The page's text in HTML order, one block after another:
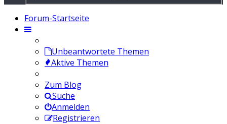
Forum-Startseite
Unbeantwortete Themen
Aktive Themen
Zum Blog
Suche
Anmelden
Registrieren